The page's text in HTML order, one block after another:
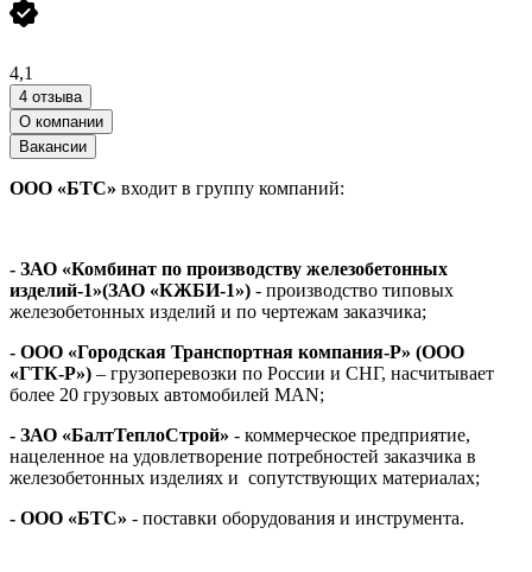
4,1
4 отзыва
О компании
Вакансии
ООО «БТС» входит в группу компаний:
- ЗАО «Комбинат по производству железобетонных
изделий-1»(ЗАО «КЖБИ-1») - производство типовых
железобетонных изделий и по чертежам заказчика;
- ООО «Городская Транспортная компания-Р» (ООО
«ГТК-Р») – грузоперевозки по России и СНГ, насчитывает
более 20 грузовых автомобилей MAN;
- ЗАО «БалтТеплоСтрой» - коммерческое предприятие,
нацеленное на удовлетворение потребностей заказчика в
железобетонных изделиях и сопутствующих материалах;
- ООО «БТС» - поставки оборудования и инструмента.